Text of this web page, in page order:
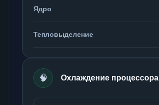
Ядро
Тепловыделение
🧠 Охлаждение процессора